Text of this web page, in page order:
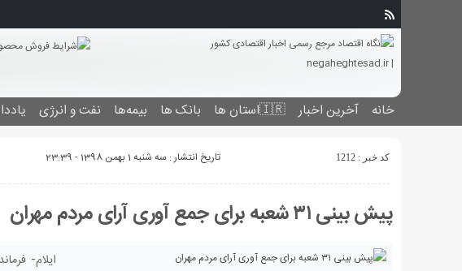
خانه آخرین اخبار 🇮🇷استان ‌ها بانک ها بیمه‌ها نفت و انرژی
کد خبر : 1212 تاریخ انتشار : سه شنبه 1 بهمن 1398 - 23:39
پیش بینی ۳۱ شعبه برای جمع آوری آرای مردم مهران